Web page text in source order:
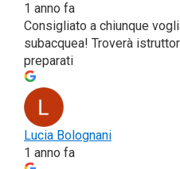
1 anno fa
Con­si­glia­to a chiun­que
subac­quea! Tro­ve­rà
preparati
Lucia Bolo­gna­ni
1 anno fa